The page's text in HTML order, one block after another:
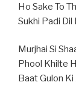
Ho Sake To
Sukhi Padi Dil
Murjhai Si
Phool Khilte
Baat Gulon